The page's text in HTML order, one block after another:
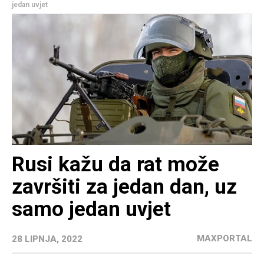
jedan uvjet
Rusi kažu da rat može
završiti za jedan dan, uz
samo jedan uvjet
28 LIPNJA, 2022 MAXPORTAL